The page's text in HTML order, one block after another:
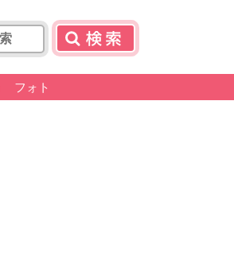
フォト